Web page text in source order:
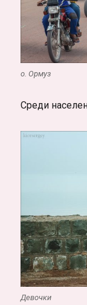
о. Ормуз
Среди
Девочки